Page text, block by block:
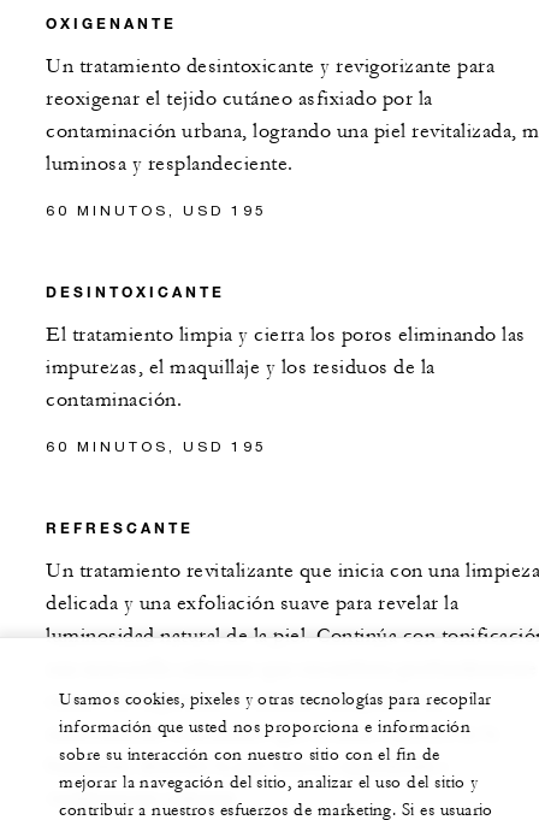
OXIGENANTE
Un tratamiento desintoxicante y revigorizante para
reoxigenar el tejido cutáneo asfixiado por la
contaminación urbana, logrando una piel revitalizada,
luminosa y resplandeciente.
60 MINUTOS, USD 195
DESINTOXICANTE
El tratamiento limpia y cierra los poros eliminando las
impurezas, el maquillaje y los residuos de la
contaminación.
60 MINUTOS, USD 195
REFRESCANTE
Un tratamiento revitalizante que inicia con una limpieza
delicada y una exfoliación suave para revelar la
luminosidad natural de la piel. Continúa con
rostro. La experiencia culmina con productos
intensamente hidratantes que ayudan a preservar la
humedad, dejando la piel fresca, equilibrada y
visiblemente radiante.
Usamos cookies, pixeles y otras tecnologías para recopilar
información que usted nos proporciona e información
sobre su interacción con nuestro sitio con el fin de
mejorar la navegación del sitio, analizar el uso del sitio y
contribuir a nuestros esfuerzos de marketing. Si es usuario